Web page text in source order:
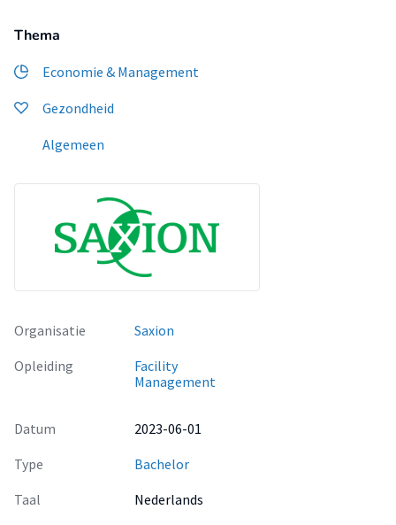
Thema
Economie & Management
Gezondheid
Algemeen
Organisatie
Saxion
Opleiding
Facility
Management
Datum
2023-06-01
Type
Bachelor
Taal
Nederlands